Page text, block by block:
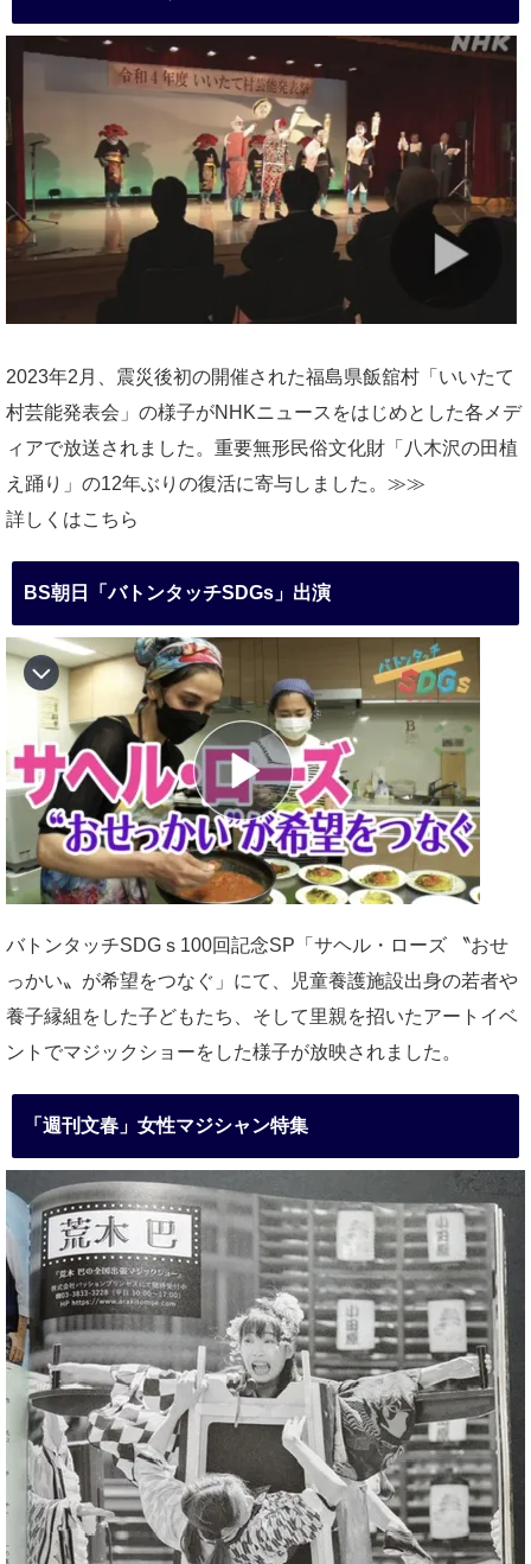
2023年2月、震災後初の開催された福島県飯舘村「いいたて
村芸能発表会」の様子がNHKニュースをはじめとした各メデ
ィアで放送されました。重要無形民俗文化財「八木沢の田植
え踊り」の12年ぶりの復活に寄与しました。≫≫
詳しくはこちら
BS朝日「バトンタッチSDGs」出演
バトンタッチSDGｓ100回記念SP「サヘル・ローズ 〝おせ
っかい〟が希望をつなぐ」にて、児童養護施設出身の若者や
養子縁組をした子どもたち、そして里親を招いたアートイベ
ントでマジックショーをした様子が放映されました。
「週刊文春」女性マジシャン特集